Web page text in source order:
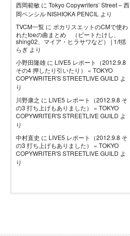
西岡範敏 に Tokyo Copywriters’ Street – 西
岡ペンシル NISHIOKA PENCIL より
TVCM一覧 に ポカリスエットのCMで使わ
れたtoeの曲まとめ （ビートたけし、
shing02、マイア・ヒラサワなど） | 1/f揺
らぎ より
小野田隆雄 に LIVE5 レポート（2012.9.8
その4 押したり引いたり） « TOKYO
COPYWRITER'S STREETLIVE GUILD よ
り
川野康之 に LIVE5 レポート（2012.9.8 そ
の3 打ち上げもありました） « TOKYO
COPYWRITER'S STREETLIVE GUILD よ
り
中村直史 に LIVE5 レポート（2012.9.8 そ
の3 打ち上げもありました） « TOKYO
COPYWRITER'S STREETLIVE GUILD よ
り